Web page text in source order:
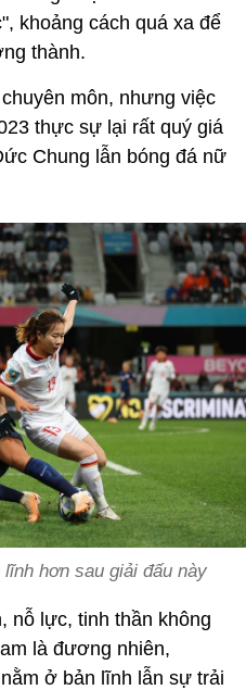
khoảng cách quá xa để
thành.
môn, nhưng việc
thực sự lại rất quý giá
Chung lẫn bóng đá nữ
hơn sau giải đấu này
nỗ lực, tinh thần không
là đương nhiên,
ở bản lĩnh lẫn sự trải